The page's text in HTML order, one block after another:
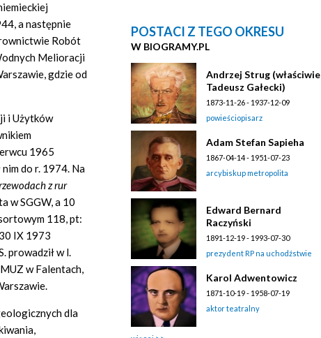
a następnie
Robót
Melioracji
gdzie od
i Użytków
1965
do r. 1974. Na
z rur
w SGGW, a 10
118, pt:
IX 1973
prowadził w l.
w Falentach,
dla
POSTACI Z TEGO OKRESU
W BIOGRAMY.PL
Andrzej Strug (właściwie
Tadeusz Gałecki)
1873-11-26 - 1937-12-09
powieściopisarz
Adam Stefan Sapieha
1867-04-14 - 1951-07-23
arcybiskup metropolita
Edward Bernard
Raczyński
1891-12-19 - 1993-07-30
prezydent RP na uchodźstwie
Karol Adwentowicz
1871-10-19 - 1958-07-19
aktor teatralny